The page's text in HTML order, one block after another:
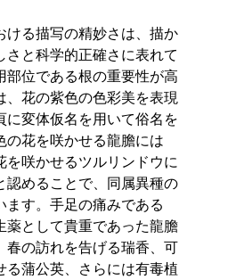
ける描写の精妙さは、描か
さと科学的正確さに表れて
部位である根の重要性が高
、花の紫色の色彩美を表現
に変体仮名を用いて俗名を
の花を咲かせる龍膽には
を咲かせるツルリンドウに
認めることで、同属異種の
ます。手足の痛みである
薬として貴重であった龍膽
春の訪れを告げる瑞香、可
る蒲公英、さらには有毒植